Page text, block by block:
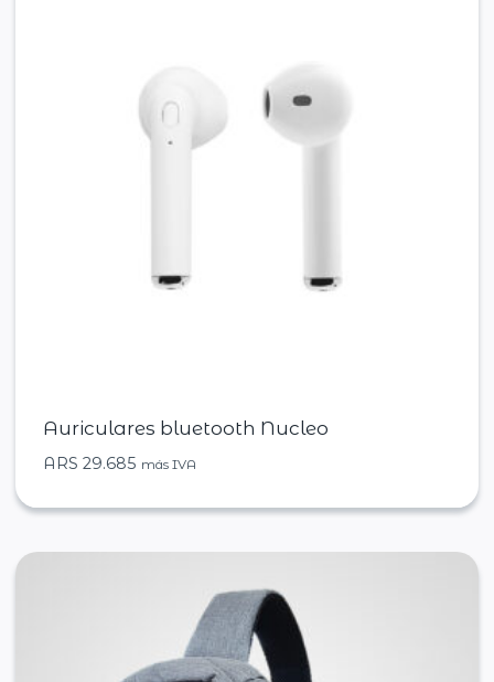
Auriculares bluetooth Nucleo
ARS 29.685 más IVA